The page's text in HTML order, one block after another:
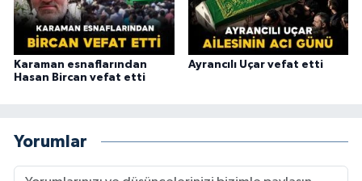
Karaman esnaflarından
Hasan Bircan vefat etti
Ayrancılı Uçar vefat etti
Yorumlar